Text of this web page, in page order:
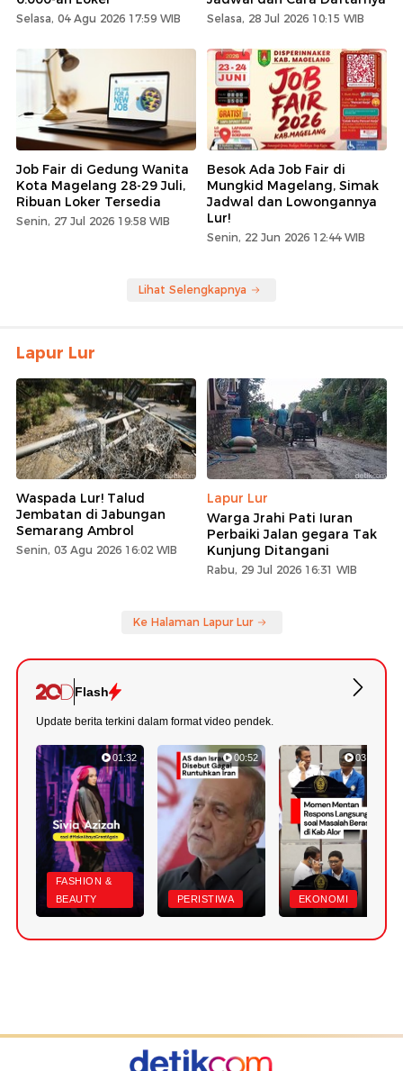
Selasa, 04 Agu 2026 17:59 WIB Selasa, 28 Jul 2026 10:15 WIB
Job Fair di Gedung Wanita
Kota Magelang 28-29 Juli,
Ribuan Loker Tersedia
Senin, 27 Jul 2026 19:58 WIB
Besok Ada Job Fair di
Mungkid Magelang, Simak
Jadwal dan Lowongannya
Lur!
Senin, 22 Jun 2026 12:44 WIB
Lihat Selengkapnya
Lapur Lur
Waspada Lur! Talud
Jembatan di Jabungan
Semarang Ambrol
Senin, 03 Agu 2026 16:02 WIB
Lapur Lur
Warga Jrahi Pati Iuran
Perbaiki Jalan gegara Tak
Kunjung Ditangani
Rabu, 29 Jul 2026 16:31 WIB
Ke Halaman Lapur Lur
Flash
Update berita terkini dalam format video pendek.
01:32
FASHION &
BEAUTY
00:52
PERISTIWA
03:22
EKONOMI